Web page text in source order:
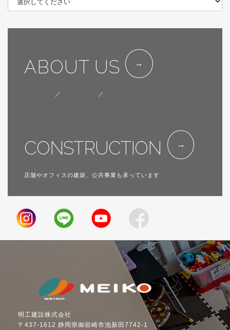
ABOUT US
／ ／
CONSTRUCTION
店舗やオフィスの建築、公共事業も承っています
明工建設株式会社
〒437-1612 静岡県御前崎市池新田7742-1